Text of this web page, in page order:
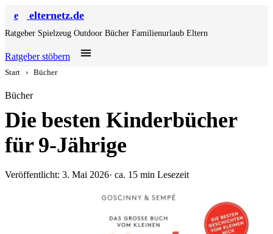
e elternetz.de
Ratgeber Spielzeug Outdoor Bücher Familienurlaub Eltern
Ratgeber stöbern
Start › Bücher
Bücher
Die besten Kinderbücher
für 9-Jährige
Veröffentlicht: 3. Mai 2026· ca. 15 min Lesezeit